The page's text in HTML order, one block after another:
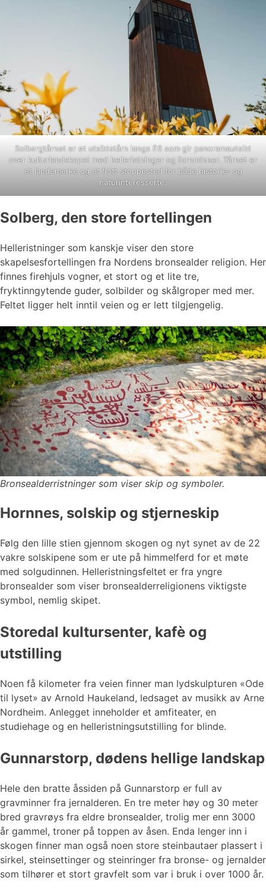
Solbergtårnet er et utsiktstårn langs E6 som gir panoramautsikt
over kulturlandskapet med helleristninger og fornminner. Tårnet er
et landemerke og et flott stoppested for både historie- og
naturinteresserte.
Solberg, den store fortellingen
Helleristninger som kanskje viser den store
skapelsesfortellingen fra Nordens bronsealder religion. Her
finnes firehjuls vogner, et stort og et lite tre,
fryktinngytende guder, solbilder og skålgroper med mer.
Feltet ligger helt inntil veien og er lett tilgjengelig.
Bronsealderristninger som viser skip og symboler.
Hornnes, solskip og stjerneskip
Følg den lille stien gjennom skogen og nyt synet av de 22
vakre solskipene som er ute på himmelferd for et møte
med solgudinnen. Helleristningsfeltet er fra yngre
bronsealder som viser bronsealderreligionens viktigste
symbol, nemlig skipet.
Storedal kultursenter, kafè og
utstilling
Noen få kilometer fra veien finner man lydskulpturen «Ode
til lyset» av Arnold Haukeland, ledsaget av musikk av Arne
Nordheim. Anlegget inneholder et amfiteater, en
studiehage og en helleristningsutstilling for blinde.
Gunnarstorp, dødens hellige landskap
Hele den bratte åssiden på Gunnarstorp er full av
gravminner fra jernalderen. En tre meter høy og 30 meter
bred gravrøys fra eldre bronsealder, trolig mer enn 3000
år gammel, troner på toppen av åsen. Enda lenger inn i
skogen finner man også noen store steinbautaer plassert i
sirkel, steinsettinger og steinringer fra bronse- og jernalder
som tilhører et stort gravfelt som var i bruk i over 1000 år.